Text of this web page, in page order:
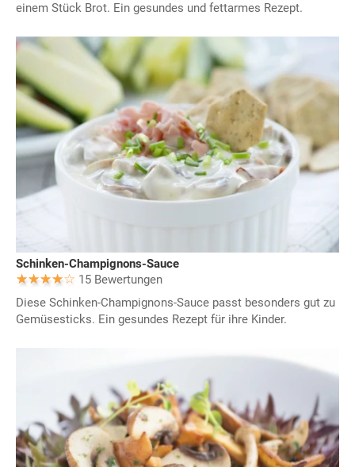
einem Stück Brot. Ein gesundes und fettarmes Rezept.
Schinken-Champignons-Sauce
15 Bewertungen
Diese Schinken-Champignons-Sauce passt besonders gut zu
Gemüsesticks. Ein gesundes Rezept für ihre Kinder.